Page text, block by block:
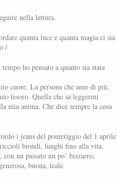
nella lettura.
quanta luce e quanta magia ci sia
/
ho pensato a quanto sia stata
cuore. La persona che amo di più,
tesoro. Quella che sa leggermi
mia anima. Che dice sempre la cosa
i jeans del pomeriggio del 1 aprile
biondi, lunghi fino alla vita.
un passato un po’ bizzarro,
buona, leale.